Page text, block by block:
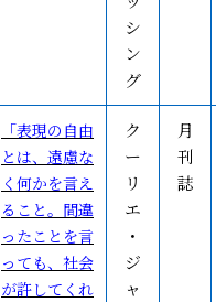
シ
ン
グ
「表現の自由
とは、遠慮な
く何かを言え
ること。間違
ったことを言
っても、社会
が許してくれ
ク
ー
リ
エ
・
ジ
ャ
月
刊
誌